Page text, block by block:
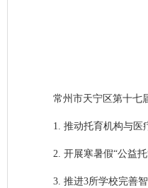
常州市天宁区第十七
1. 推动托育机构与医
2. 开展寒暑假“公益托
3. 推进3所学校完善智